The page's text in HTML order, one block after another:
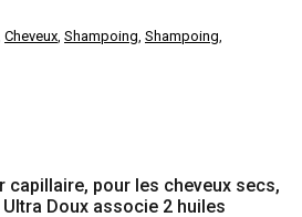
Cheveux, Shampoing, Shampoing,
capillaire, pour les cheveux secs,
Doux associe 2 huiles